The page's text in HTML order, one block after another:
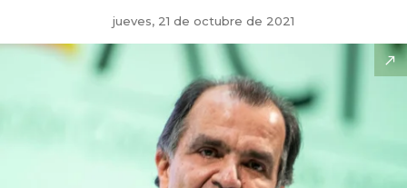
jueves, 21 de octubre de 2021